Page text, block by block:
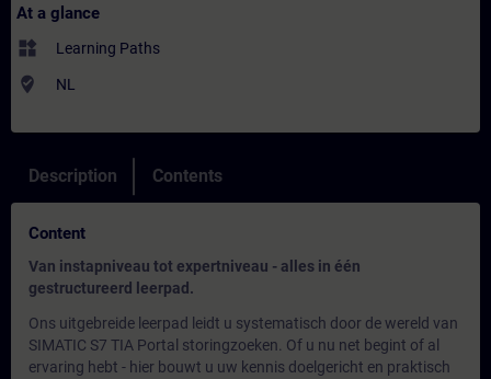
At a glance
widgets Learning Paths
where_to_vote NL
Description Contents
Content
Van instapniveau tot expertniveau - alles in één
gestructureerd leerpad.
Ons uitgebreide leerpad leidt u systematisch door de wereld van
SIMATIC S7 TIA Portal storingzoeken. Of u nu net begint of al
ervaring hebt - hier bouwt u uw kennis doelgericht en praktisch